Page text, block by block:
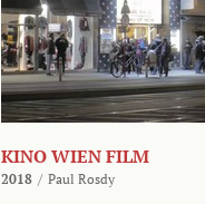
KINO WIEN FILM
2018 / Paul Rosdy